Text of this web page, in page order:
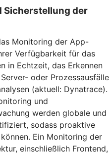
Sicherstellung der
Monitoring der App-
Verfügbarkeit für das
in Echtzeit, das Erkennen
oder Prozessausfälle
(aktuell: Dynatrace).
und
werden globale und
sodass proaktive
Ein Monitoring der
einschließlich Frontend,